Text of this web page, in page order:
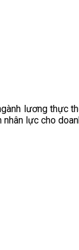
lương thực
lực cho